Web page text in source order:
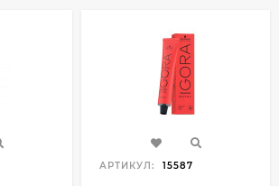
АРТИКУЛ: 15587